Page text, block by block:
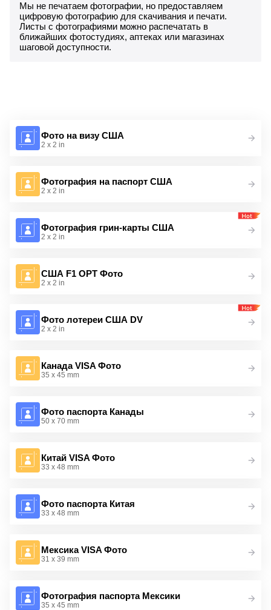
Мы не печатаем фотографии, но предоставляем
цифровую фотографию для скачивания и печати.
Листы с фотографиями можно распечатать в
ближайших фотостудиях, аптеках или магазинах
шаговой доступности.
Фото на визу США
2 x 2 in
Фотография на паспорт США
2 x 2 in
Фотография грин-карты США
2 x 2 in
США F1 OPT Фото
2 x 2 in
Фото лотереи США DV
2 x 2 in
Канада VISA Фото
35 x 45 mm
Фото паспорта Канады
50 x 70 mm
Китай VISA Фото
33 x 48 mm
Фото паспорта Китая
33 x 48 mm
Мексика VISA Фото
31 x 39 mm
Фотография паспорта Мексики
35 x 45 mm